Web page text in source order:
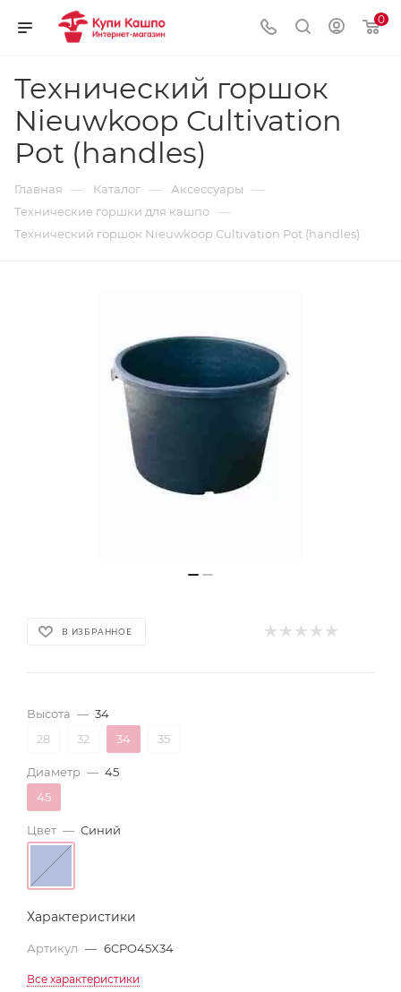
0
Технический горшок
Nieuwkoop Cultivation
Pot (handles)
Главная — Каталог — Аксессуары —
Технические горшки для кашпо —
Технический горшок Nieuwkoop Cultivation Pot (handles)
В ИЗБРАННОЕ
Высота — 34
28
32 34 35
Диаметр — 45
45
Цвет — Синий
Характеристики
Артикул — 6CPO45X34
Все характеристики